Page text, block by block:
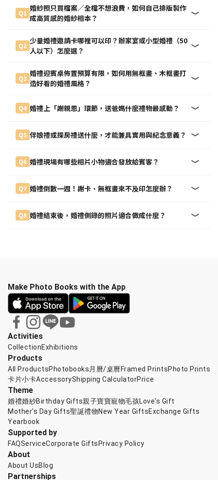
Q1
婚紗照只買檔案／全檔不想浪費，如何自己排版製作
成高質感的婚紗相本？
Q2
少量婚禮邀請卡哪裡可以印？辦家宴或小型婚禮（50
人以下）怎麼選？
Q3
婚禮迎賓桌佈置預算有限，如何用無框畫、木框畫打
造好看的婚禮風格？
Q4 婚禮上「謝親恩」環節，送爸媽什麼禮物最感動？
Q5 伴娘禮或探房禮送什麼，才能兼具實用與紀念意義？
Q6 婚禮現場有哪些相片小物適合發放給賓客？
Q7 婚禮倒數一週！謝卡、無框畫來不及印怎麼辦？
Q8 婚禮結束後，婚禮側錄的照片適合做成什麼？
Activities
CollectionExhibitions
Products
All ProductsPhotobooks 月曆/桌曆 Framed PrintsPhoto Prints
卡片小卡AccessoryShipping CalculatorPrice
Theme
婚禮婚紗Birthday Gifts親子寶寶寵物毛孩Love's Gift
Mother's Day Gifts聖誕禮物New Year GiftsExchange Gifts
Yearbook
Supported by
FAQServiceCorporate Gifts Privacy Policy
About
About UsBlog
Partnerships
Make Photo Books with the App